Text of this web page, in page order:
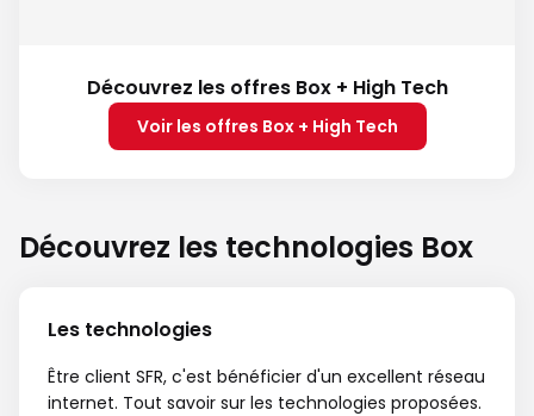
Découvrez les offres Box + High Tech
Voir les offres Box + High Tech
Découvrez les technologies Box
Les technologies
Être client SFR, c'est bénéficier d'un excellent réseau
internet. Tout savoir sur les technologies proposées.